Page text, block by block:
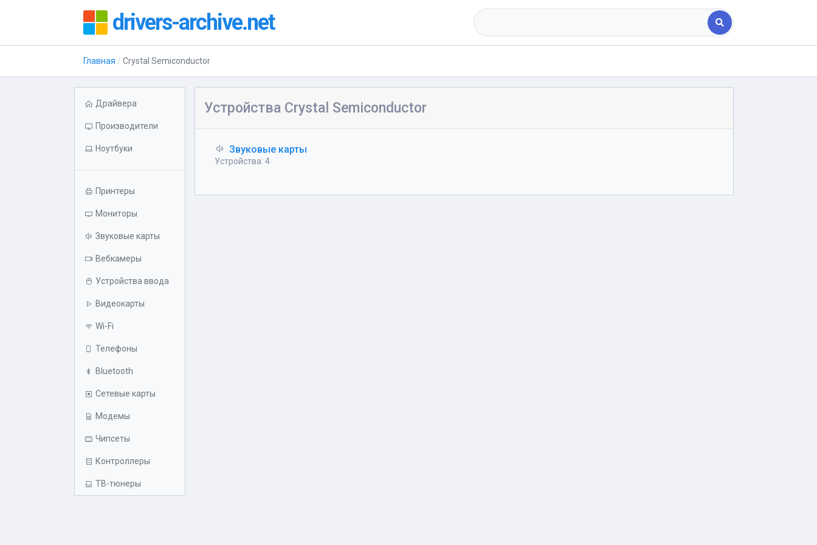
drivers-archive.net
Главная Crystal Semiconductor
Драйвера
Производители
Ноутбуки
Принтеры
Мониторы
Звуковые карты
Вебкамеры
Устройства ввода
Видеокарты
Wi-Fi
Телефоны
Bluetooth
Сетевые карты
Модемы
Чипсеты
Контроллеры
ТВ-тюнеры
Устройства Crystal Semiconductor
Звуковые карты
Устройства: 4